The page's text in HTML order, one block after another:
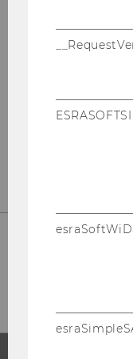
1020 Wien
Österreich
E-Mail:
Datenschutz-​